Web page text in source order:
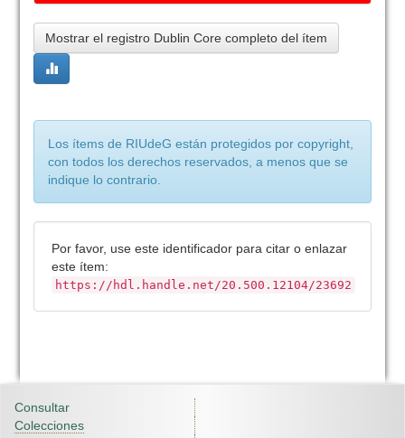
Mostrar el registro Dublin Core completo del ítem
Los ítems de RIUdeG están protegidos por copyright,
con todos los derechos reservados, a menos que se
indique lo contrario.
Por favor, use este identificador para citar o enlazar
este ítem:
https://hdl.handle.net/20.500.12104/23692
Consultar
Colecciones